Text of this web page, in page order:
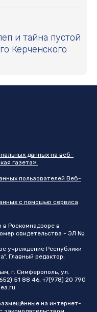
и тайна пустой
Керченского
данных на веб-
газета».
пользователей Веб-
с помощью сервиса
Роскомнадзоре в
свидетельства - ЭЛ №
учреждение Республики
Главный редактор:
г. Симферополь, ул.
51 88 46, +7(978) 20 790
на интернет-